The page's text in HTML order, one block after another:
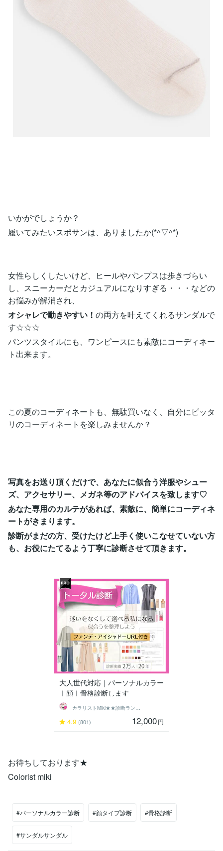
いかがでしょうか？
履いてみたいスポサンは、ありましたか(*^▽^*)
女性らしくしたいけど、ヒールやパンプスは歩きづらい
し、スニーカーだとカジュアルになりすぎる・・・などの
お悩みが解消され、
オシャレで動きやすい！ の両方を叶えてくれるサンダルで
す☆☆☆
パンツスタイルにも、ワンピースにも素敵にコーディネー
ト出来ます。
この夏のコーディネートも、無駄買いなく、自分にピッタ
リのコーディネートを楽しみませんか？
写真をお送り頂くだけで、あなたに似合う洋服やシュー
ズ、アクセサリー、メガネ等のアドバイスを致します♡
あなた専用のカルテがあれば、素敵に、簡単にコーディネ
ートがきまります。
診断がまだの方、受けたけど上手く使いこなせていない方
も、お役にたてるよう丁寧に診断させて頂きます。
大人世代対応｜パーソナルカラー
｜顔｜骨格診断します
カラリストMiki★★診断ランキング１位
4.9 (801) 12,000円
お待ちしております★
Colorist miki
#パーソナルカラー診断 #顔タイプ診断 #骨格診断
#サンダルサンダル